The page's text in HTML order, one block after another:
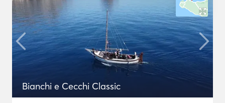
Bianchi e Cecchi Classic